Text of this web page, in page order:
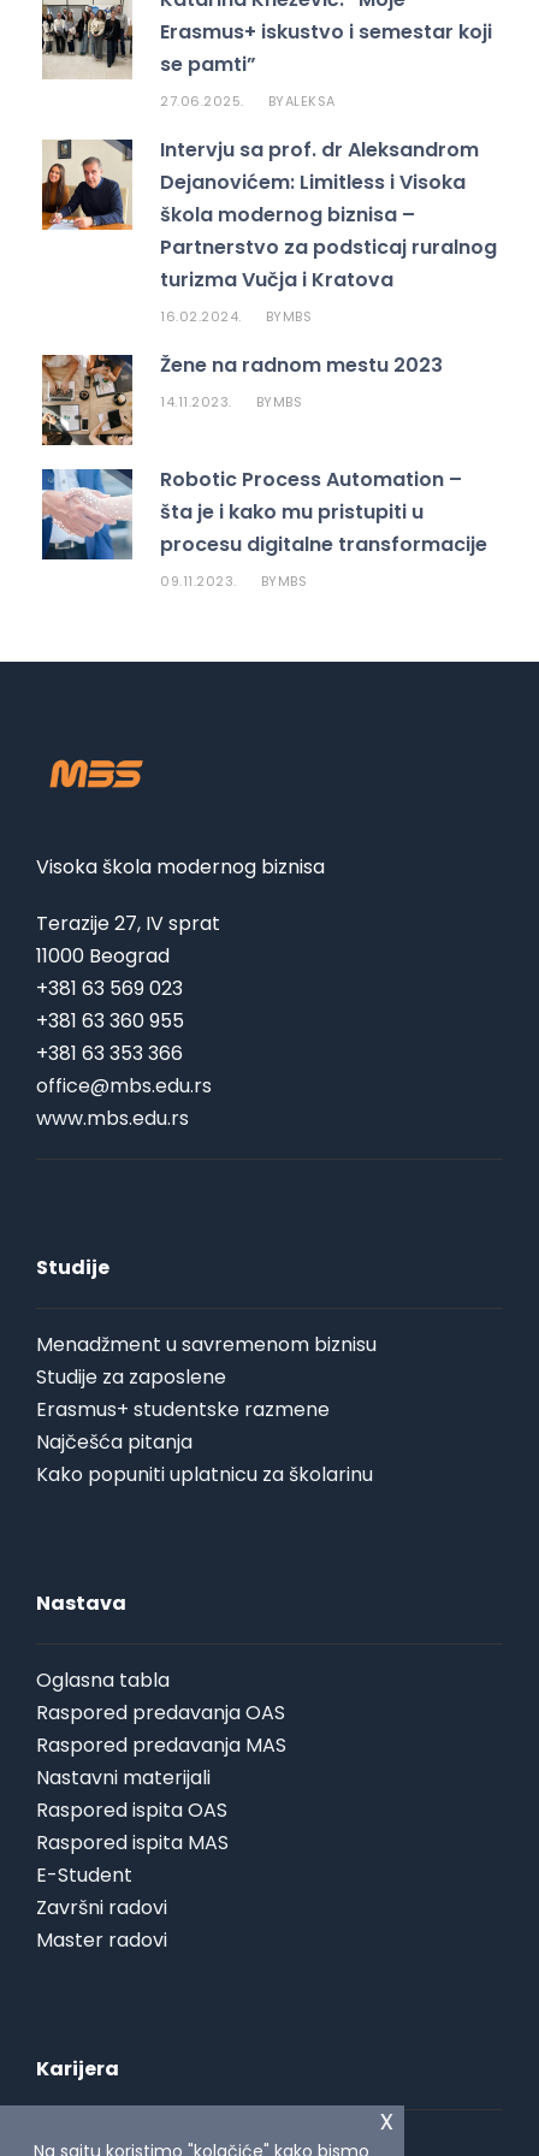
Erasmus+ iskustvo i semestar koji
se pamti”
27.06.2025. BYALEKSA
Intervju sa prof. dr Aleksandrom
Dejanovićem: Limitless i Visoka
škola modernog biznisa –
Partnerstvo za podsticaj ruralnog
turizma Vučja i Kratova
16.02.2024. BYMBS
Žene na radnom mestu 2023
14.11.2023. BYMBS
Robotic Process Automation –
šta je i kako mu pristupiti u
procesu digitalne transformacije
09.11.2023. BYMBS
Visoka škola modernog biznisa
Terazije 27, IV sprat
11000 Beograd
+381 63 569 023
+381 63 360 955
+381 63 353 366
office@mbs.edu.rs
www.mbs.edu.rs
Studije
Menadžment u savremenom biznisu
Studije za zaposlene
Erasmus+ studentske razmene
Najčešća pitanja
Kako popuniti uplatnicu za školarinu
Nastava
Oglasna tabla
Raspored predavanja OAS
Raspored predavanja MAS
Nastavni materijali
Raspored ispita OAS
Raspored ispita MAS
E-Student
Završni radovi
Master radovi
Karijera
Studentska praksa
Na sajtu koristimo "kolačiće" kako bismo
x